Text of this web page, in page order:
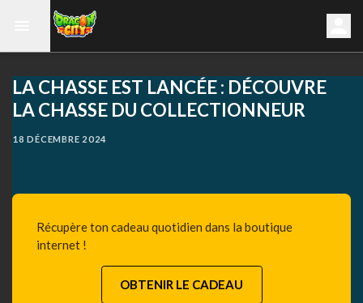
LA CHASSE EST LANCÉE : DÉCOUVRE
LA CHASSE DU COLLECTIONNEUR
18 DÉCEMBRE 2024
Récupère ton cadeau quotidien dans la boutique
internet !
OBTENIR LE CADEAU